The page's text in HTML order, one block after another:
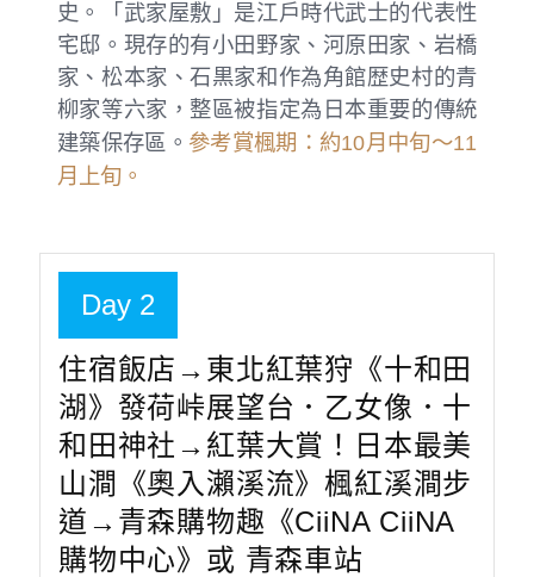
史。「武家屋敷」是江戶時代武士的代表性
宅邸。現存的有小田野家、河原田家、岩橋
家、松本家、石黒家和作為角館歴史村的青
柳家等六家，整區被指定為日本重要的傳統
建築保存區。 參考賞楓期：約10月中旬～11
月上旬。
Day 2
住宿飯店→東北紅葉狩《十和田
湖》發荷峠展望台．乙女像．十
和田神社→紅葉大賞！日本最美
山澗《奧入瀨溪流》楓紅溪澗步
道→青森購物趣《CiiNA CiiNA
購物中心》或 青森車站